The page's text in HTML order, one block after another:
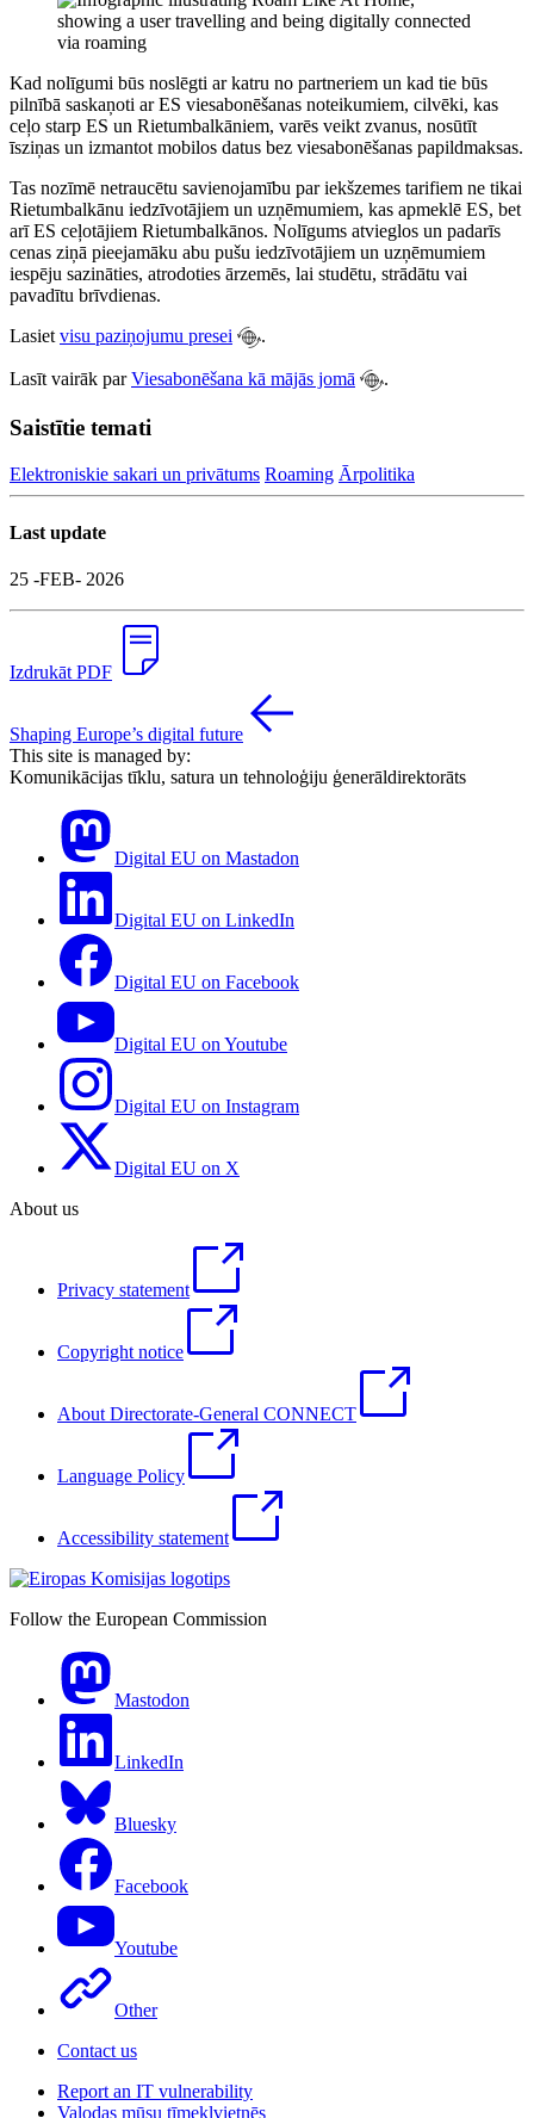
Kad nolīgumi būs noslēgti ar katru no partneriem un kad tie būs
pilnībā saskaņoti ar ES viesabonēšanas noteikumiem, cilvēki, kas
ceļo starp ES un Rietumbalkāniem, varēs veikt zvanus, nosūtīt
īsziņas un izmantot mobilos datus bez viesabonēšanas papildmaksas.
Tas nozīmē netraucētu savienojamību par iekšzemes tarifiem ne tikai
Rietumbalkānu iedzīvotājiem un uzņēmumiem, kas apmeklē ES, bet
arī ES ceļotājiem Rietumbalkānos. Nolīgums atvieglos un padarīs
cenas ziņā pieejamāku abu pušu iedzīvotājiem un uzņēmumiem
iespēju sazināties, atrodoties ārzemēs, lai studētu, strādātu vai
pavadītu brīvdienas.
Lasiet visu paziņojumu presei .
Lasīt vairāk parViesabonēšana kā mājās jomā .
Saistītie temati
Elektroniskie sakari un privātums Roaming Ārpolitika
Last update
25 -FEB- 2026
Izdrukāt PDF
Shaping Europe’s digital future
This site is managed by:
Komunikācijas tīklu, satura un tehnoloģiju ģenerāldirektorāts
Digital EU on Mastadon
Digital EU on LinkedIn
Digital EU on Facebook
Digital EU on Youtube
Digital EU on Instagram
Digital EU on X
About us
Privacy statement
Copyright notice
About Directorate-General CONNECT
Language Policy
Accessibility statement
Follow the European Commission
Mastodon
LinkedIn
Bluesky
Facebook
Youtube
Other
Contact us
Report an IT vulnerability
Valodas mūsu tīmekļvietnēs